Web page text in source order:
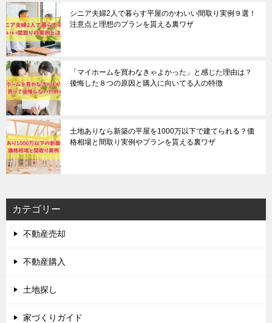
シニア夫婦2人で暮らす平屋のかわいい間取り実例９選！
注意点と理想のプランを貰える裏ワザ
「マイホームを買わなきゃよかった」と感じた理由は？
後悔した８つの原因と購入に向いてる人の特徴
土地ありなら新築の平屋を1000万以下で建てられる？価
格相場と間取り実例やプランを貰える裏ワザ
カテゴリー
不動産売却
不動産購入
土地探し
家づくりガイド